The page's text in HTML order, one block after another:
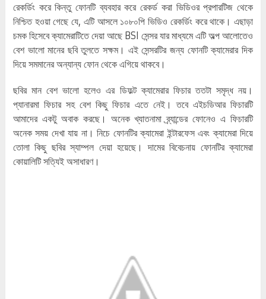
রেকর্ডিং করে কিন্তু ফোনটি ব্যবহার করে রেকর্ড করা ভিডিওর প্রপারটিজ থেকে
নিশ্চিত হওয়া গেছে যে, এটি আসলে ১০৮০পি ভিডিও রেকর্ডিং করে থাকে। এছাড়া
চমক হিসেবে ক্যামেরাটিতে দেয়া আছে BSI সেন্সর যার মাধ্যমে এটি অল্প আলোতেও
বেশ ভালো মানের ছবি তুলতে সক্ষম। এই সেন্সরটির জন্য ফোনটি ক্যামেরার দিক
দিয়ে সমমানের অন্যান্য ফোন থেকে এগিয়ে থাকবে।
ছবির মান বেশ ভালো হলেও এর ডিফল্ট ক্যামেরার ফিচার ততটা সমৃদ্ধ নয়।
প্যানারমা ফিচার সহ বেশ কিছু ফিচার এতে নেই। তবে এইচডিআর ফিচারটি
আমাদের একটু অবাক করছে। অনেক খ্যাতনামা ব্র্যান্ডের ফোনেও এ ফিচারটি
অনেক সময় দেখা যায় না। নিচে ফোনটির ক্যামেরা ইন্টারফেস এবং ক্যামেরা দিয়ে
তোলা কিছু ছবির স্যাম্পল দেয়া হয়েছে। দামের বিবেচনায় ফোনটির ক্যামেরা
কোয়ালিটি সত্যিই অসাধারণ।